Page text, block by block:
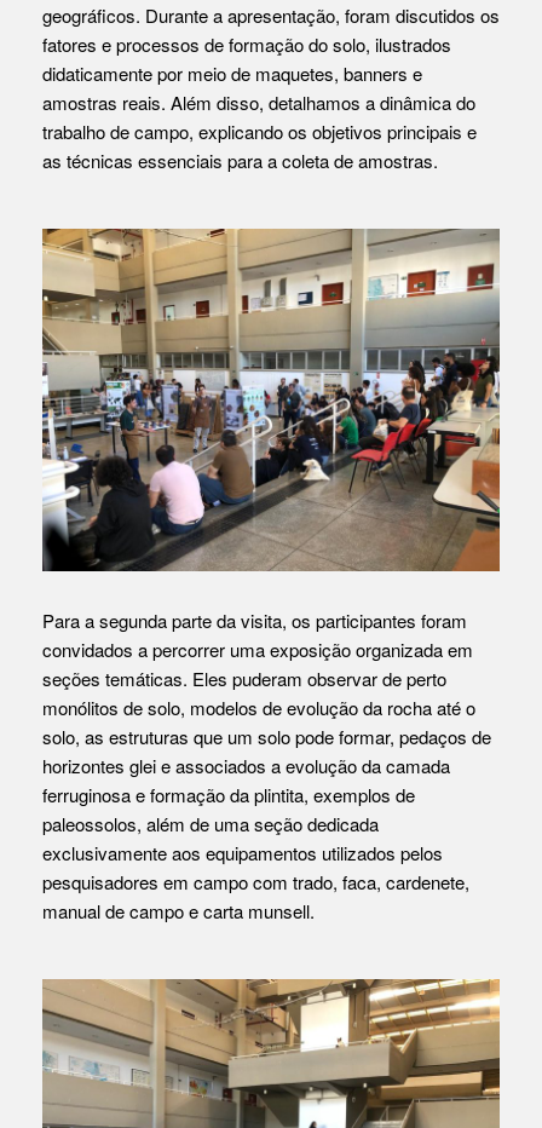
geográficos. Durante a apresentação, foram discutidos os
fatores e processos de formação do solo, ilustrados
didaticamente por meio de maquetes, banners e
amostras reais. Além disso, detalhamos a dinâmica do
trabalho de campo, explicando os objetivos principais e
as técnicas essenciais para a coleta de amostras.
Para a segunda parte da visita, os participantes foram
convidados a percorrer uma exposição organizada em
seções temáticas. Eles puderam observar de perto
monólitos de solo, modelos de evolução da rocha até o
solo, as estruturas que um solo pode formar, pedaços de
horizontes glei e associados a evolução da camada
ferruginosa e formação da plintita, exemplos de
paleossolos, além de uma seção dedicada
exclusivamente aos equipamentos utilizados pelos
pesquisadores em campo com trado, faca, cardenete,
manual de campo e carta munsell.